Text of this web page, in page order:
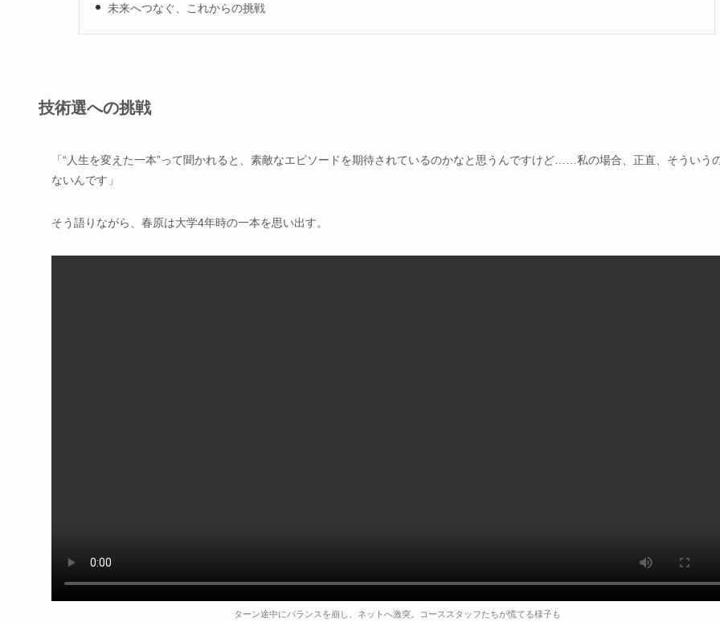
未来へつなぐ、これからの挑戦
技術選への挑戦
「“人生を変えた一本”って聞かれると、素敵なエピソードを期待されているのかなと思うんですけど……私の場合、正直、そういう
ないんです」
そう語りながら、春原は大学4年時の一本を思い出す。
ターン途中にバランスを崩し、ネットへ激突。コーススタッフたちが慌てる様子も